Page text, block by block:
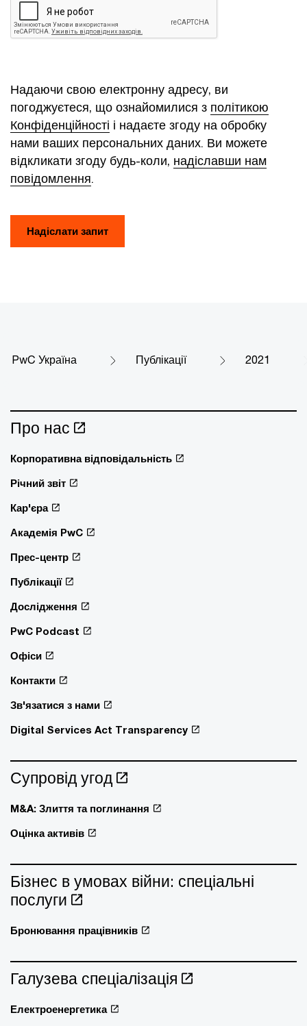
Надаючи свою електронну адресу, ви
погоджуєтеся, що ознайомилися з політикою
Конфіденційності і надаєте згоду на обробку
нами ваших персональних даних. Ви можете
відкликати згоду будь-коли, надіславши нам
повідомлення.
Надіслати запит
PwC Україна Публікації 2021
Про нас
Корпоративна відповідальність
Річний звіт
Кар'єра
Академія PwC
Прес-центр
Публікації
Дослідження
PwC Podcast
Офіси
Контакти
Зв'язатися з нами
Digital Services Act Transparency
Супровід угод
M&A: Злиття та поглинання
Оцінка активів
Бізнес в умовах війни: спеціальні
послуги
Бронювання працівників
Галузева спеціалізація
Електроенергетика